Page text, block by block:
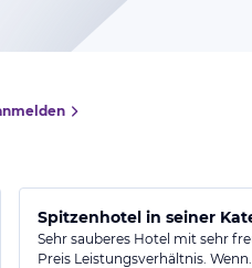
Spitzenhotel in seiner
Sehr sauberes Hotel mit sehr
Preis Leistungsverhältnis. Wenn…